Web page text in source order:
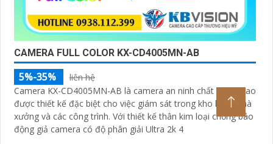
CAMERA FULL COLOR KX-CD4005MN-AB
5%-35%
liên hệ
Camera KX-CD4005MN-AB là camera an ninh chất lượng cao
được thiết kế đặc biệt cho việc giám sát trong kho hàng nhà
xưởng và các công trình. Với thiết kế thân kim loại chống báo
động giả camera có độ phân giải Ultra 2k 4